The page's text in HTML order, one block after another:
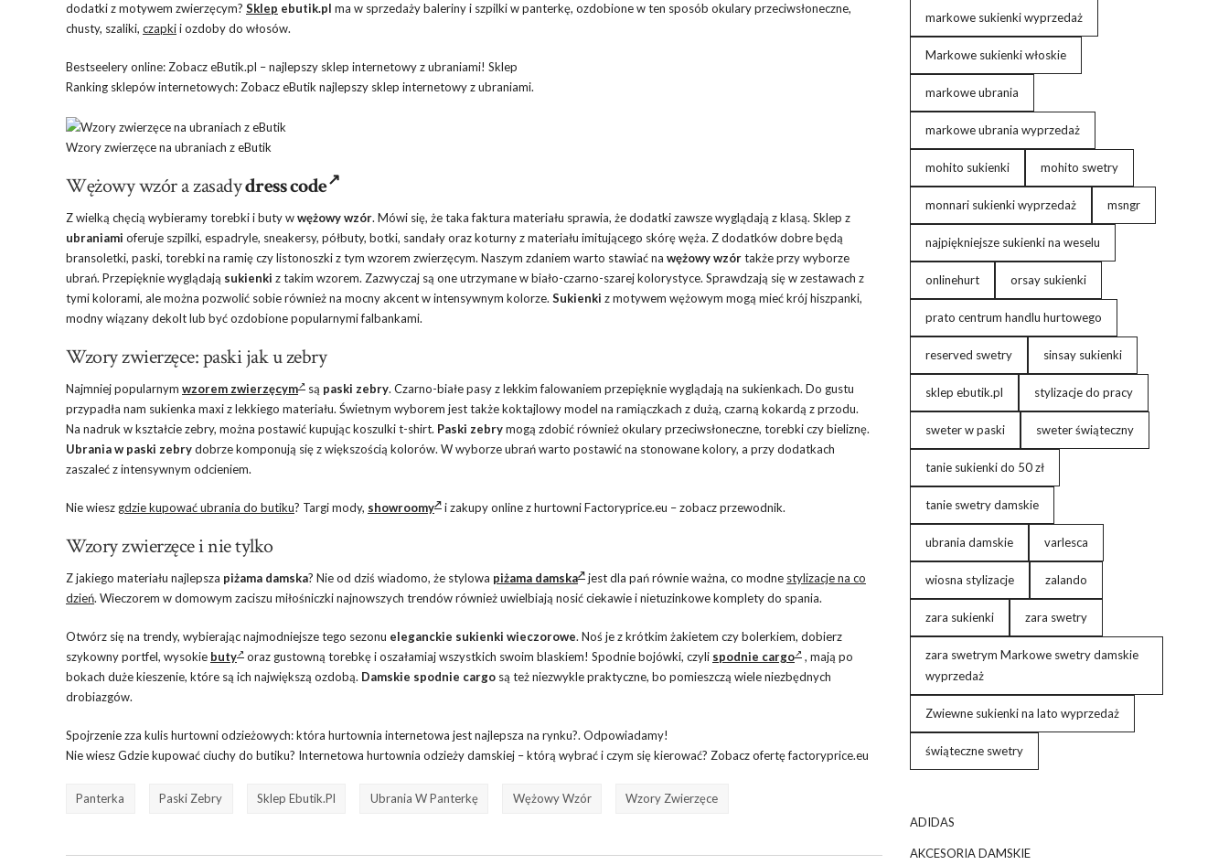
dodatki z motywem zwierzęcym? Sklep ebutik.pl ma w sprzedaży baleriny i szpilki w panterkę, ozdobione w ten sposób okulary przeciwsłoneczne,
chusty, szaliki, czapkii ozdoby do włosów.
Bestseelery online: Zobacz eButik.pl – najlepszy sklep internetowy z ubraniami! Sklep
Ranking sklepów internetowych: Zobacz eButik najlepszy sklep internetowy z ubraniami.
Wzory zwierzęce na ubraniach z eButik
Wężowy wzór a zasadydress code
Z wielką chęcią wybieramy torebki i buty wwężowy wzór. Mówi się, że taka faktura materiału sprawia, że dodatki zawsze wyglądają z klasą. Sklep z
ubraniami oferuje szpilki, espadryle, sneakersy, półbuty, botki, sandały oraz koturny z materiału imitującego skórę węża. Z dodatków dobre będą
bransoletki, paski, torebki na ramię czy listonoszki z tym wzorem zwierzęcym. Naszym zdaniem warto stawiać na wężowy wzórtakże przy wyborze
ubrań. Przepięknie wyglądają sukienki z takim wzorem. Zazwyczaj są one utrzymane w biało-czarno-szarej kolorystyce. Sprawdzają się w zestawach z
tymi kolorami, ale można pozwolić sobie również na mocny akcent w intensywnym kolorze. Sukienki z motywem wężowym mogą mieć krój hiszpanki,
modny wiązany dekolt lub być ozdobione popularnymi falbankami.
Wzory zwierzęce: paski jak u zebry
Najmniej popularnym wzorem zwierzęcym są paski zebry. Czarno-białe pasy z lekkim falowaniem przepięknie wyglądają na sukienkach. Do gustu
przypadła nam sukienka maxi z lekkiego materiału. Świetnym wyborem jest także koktajlowy model na ramiączkach z dużą, czarną kokardą z przodu.
Na nadruk w kształcie zebry, można postawić kupując koszulki t-shirt. Paski zebrymogą zdobić również okulary przeciwsłoneczne, torebki czy bieliznę.
Ubraniaw paski zebrydobrze komponują się z większością kolorów. W wyborze ubrań warto postawić na stonowane kolory, a przy dodatkach
zaszaleć z intensywnym odcieniem.
Nie wiesz gdzie kupować ubrania do butiku? Targi mody, showroomy i zakupy online z hurtowni Factoryprice.eu – zobacz przewodnik.
Wzory zwierzęce i nie tylko
Z jakiego materiału najlepsza piżama damska? Nie od dziś wiadomo, że stylowa piżama damska jest dla pań równie ważna, co modne stylizacje na co
dzień. Wieczorem w domowym zaciszu miłośniczki najnowszych trendów również uwielbiają nosić ciekawie i nietuzinkowe komplety do spania.
Otwórz się na trendy, wybierając najmodniejsze tego sezonu eleganckie sukienki wieczorowe. Noś je z krótkim żakietem czy bolerkiem, dobierz
szykowny portfel, wysokie buty oraz gustowną torebkę i oszałamiaj wszystkich swoim blaskiem! Spodnie bojówki, czyli spodnie cargo
, mają po
bokach duże kieszenie, które są ich największą ozdobą. Damskie spodnie cargo są też niezwykle praktyczne, bo pomieszczą wiele niezbędnych
drobiazgów.
Spojrzenie zza kulis hurtowni odzieżowych: która hurtownia internetowa jest najlepsza na rynku?. Odpowiadamy!
Nie wiesz Gdzie kupować ciuchy do butiku? Internetowa hurtownia odzieży damskiej – którą wybrać i czym się kierować? Zobacz ofertę factoryprice.eu
Panterka Paski Zebry Sklep Ebutik.pl Ubrania W Panterkę Wężowy Wzór Wzory Zwierzęce
markowe sukienki wyprzedaż
Markowe sukienki włoskie
markowe ubrania
markowe ubrania wyprzedaż
mohito sukienki mohito swetry
monnari sukienki wyprzedaż msngr
najpiękniejsze sukienki na weselu
onlinehurt orsay sukienki
prato centrum handlu hurtowego
reserved swetry sinsay sukienki
sklep ebutik.pl stylizacje do pracy
sweter w paski sweter świąteczny
tanie sukienki do 50 zł
tanie swetry damskie
ubrania damskie varlesca
wiosna stylizacje zalando
zara sukienki zara swetry
zara swetrym Markowe swetry damskie
wyprzedaż
Zwiewne sukienki na lato wyprzedaż
świąteczne swetry
ADIDAS
AKCESORIA DAMSKIE